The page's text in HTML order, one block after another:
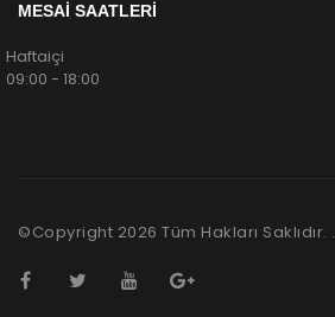
MESAİ SAATLERİ
Haftaiçi
09:00 - 18:00
©Copyright 2026 Tüm Hakları Saklıdır. .